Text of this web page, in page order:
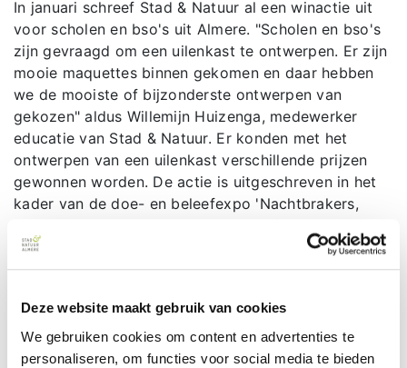
Deze website maakt gebruik van cookies
We gebruiken cookies om content en advertenties te
personaliseren, om functies voor social media te bieden
In januari schreef Stad & Natuur al een winactie uit
voor scholen en bso's uit Almere. "Scholen en bso's
zijn gevraagd om een uilenkast te ontwerpen. Er zijn
mooie maquettes binnen gekomen en daar hebben
we de mooiste of bijzonderste ontwerpen van
gekozen" aldus Willemijn Huizenga, medewerker
educatie van Stad & Natuur. Er konden met het
ontwerpen van een uilenkast verschillende prijzen
gewonnen worden. De actie is uitgeschreven in het
kader van de doe- en beleefexpo 'Nachtbrakers,
zomervakantie!) te zien is bij Stad & Natuur op de
Kemphaan.
Sterrenschool het Universum en bso Sterrenrijk
wonnen met hun uilenkast een unieke en éénmalige
excursie met de Stad en Natuur bus samen met de